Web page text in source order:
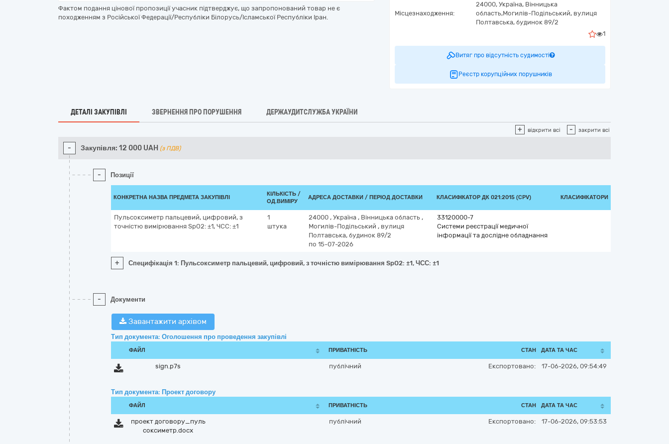
Фактом подання цінової пропозиції учасник підтверджує, що запропонований товар не є
походженням з Російської Федерації/Республіки Білорусь/Ісламської Республіки Іран.
Місцезнаходження:
24000, Україна, Вінницька
область,Могилів-Подільський, вулиця
Полтавська, будинок 89/2
1
Витяг про відсутність судимості
Реєстр корупційних порушників
ДЕТАЛІ ЗАКУПІВЛІ ЗВЕРНЕННЯ ПРО ПОРУШЕННЯ ДЕРЖАУДИТСЛУЖБА УКРАЇНИ
+ відкрити всі - закрити всі
- Закупівля: 12 000 UAH (з ПДВ)
- Позиції
КОНКРЕТНА НАЗВА ПРЕДМЕТА ЗАКУПІВЛІ
КІЛЬКІСТЬ /
ОД.ВИМІРУ
АДРЕСА ДОСТАВКИ / ПЕРІОД ДОСТАВКИ КЛАСИФІКАТОР ДК 021:2015 (CPV) КЛАСИФІКАТОРИ
Пульсоксиметр пальцевий, цифровий, з
точністю вимірювання SpO2: ±1, ЧСС: ±1
1
штука
24000 , Україна , Вінницька область ,
Могилів-Подільський , вулиця
Полтавська, будинок 89/2
по 15-07-2026
33120000-7
Системи реєстрації медичної
інформації та дослідне обладнання
+ Специфікація 1: Пульсоксиметр пальцевий, цифровий, з точністю вимірювання SpO2: ±1, ЧСС: ±1
- Документи
Завантажити архівом
Тип документа: Оголошення про проведення закупівлі
ФАЙЛ ПРИВАТНІСТЬ СТАН ДАТА ТА ЧАС
sign.p7s публічний Експортовано: 17-06-2026, 09:54:49
Тип документа: Проект договору
ФАЙЛ ПРИВАТНІСТЬ СТАН ДАТА ТА ЧАС
проект договору_пуль
соксиметр.docx
публічний Експортовано: 17-06-2026, 09:53:53